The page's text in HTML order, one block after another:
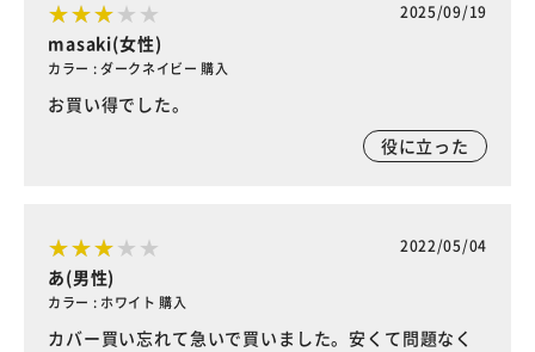
2025/09/19
masaki(女性)
カラー : ダークネイビー 購入
お買い得でした。
役に立った
2022/05/04
あ(男性)
カラー : ホワイト 購入
カバー買い忘れて急いで買いました。安くて問題なく